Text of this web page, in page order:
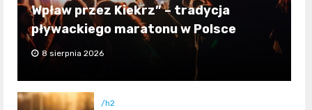
Wpław przez Kiekrz” – tradycja
pływackiego maratonu w Polsce
8 sierpnia 2026
/h2